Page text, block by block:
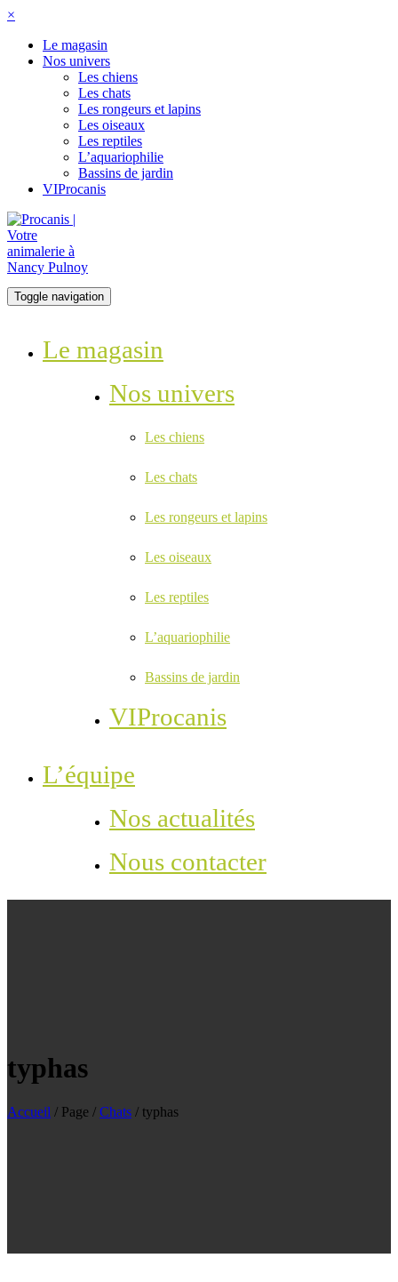
×
Le magasin
Nos univers
Les chiens
Les chats
Les rongeurs et lapins
Les oiseaux
Les reptiles
L’aquariophilie
Bassins de jardin
VIProcanis
Toggle navigation
Le magasin
Nos univers
Les chiens
Les chats
Les rongeurs et lapins
Les oiseaux
Les reptiles
L’aquariophilie
Bassins de jardin
VIProcanis
L’équipe
Nos actualités
Nous contacter
typhas
Accueil / Page / Chats / typhas